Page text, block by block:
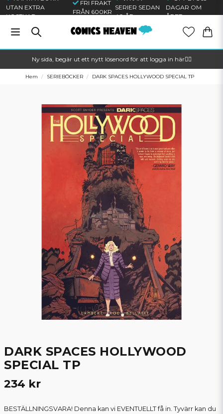
UTAN EXTRA
KOSTNAD
FRI FRAKT
FRÅN 600KR
SERIER SEDAN
40 ÅR
DAGAR OM
ÅRET
Ny sida, begär ut ett nytt lösenord för att logga in här🦸‍♂️
Hem SERIEBÖCKER DARK SPACES HOLLYWOOD SPECIAL TP
DARK SPACES HOLLYWOOD
SPECIAL TP
234 kr
BESTÄLLNINGSVARA! Denna kan vi EVENTUELLT få in. Tyvärr kan du